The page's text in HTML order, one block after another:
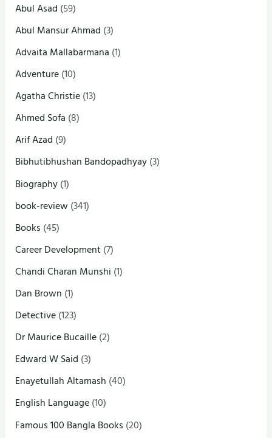
Abul Asad (59)
Abul Mansur Ahmad (3)
Advaita Mallabarmana (1)
Adventure(10)
Agatha Christie(13)
Ahmed Sofa (8)
Arif Azad (9)
Bibhutibhushan Bandopadhyay(3)
Biography(1)
book-review(341)
Books (45)
Career Development(7)
Chandi Charan Munshi (1)
Dan Brown (1)
Detective(123)
Dr Maurice Bucaille(2)
Edward W Said (3)
Enayetullah Altamash (40)
English Language(10)
Famous 100 Bangla Books (20)